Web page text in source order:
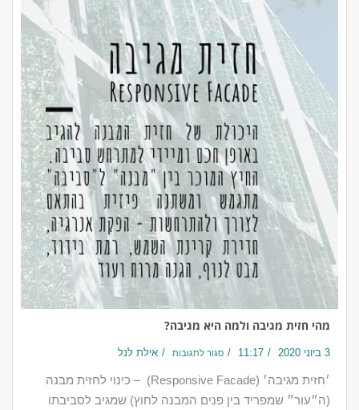
מהי חזית מגיבה ולמה היא מגיבה?
3 ביוני 2020 11:17 סגור לתגובות אילת לנל
‎׳חזית מגיבה׳ (Responsive Facade) – כינוי לחזית מבנה
(ה״עור״ שמפריד בין פנים המבנה לחוץ) שמגיב לסביבתו